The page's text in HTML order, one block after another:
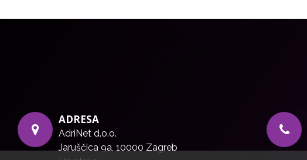
ADRESA
AdriNet d.o.o.
Jaruščica 9a, 10000 Zagreb